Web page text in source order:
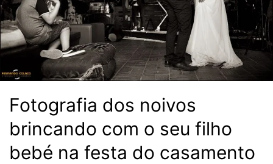
Fotografia dos noivos
brincando com o seu filho
bebé na festa do casamento